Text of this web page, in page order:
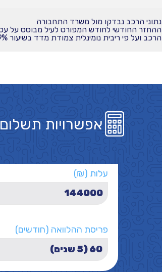
נתוני הרכב נבדקו מול משרד התחבורה
הרכב ועל פי ריבית נומינלית צמודת מדד בשיעור 9.9%
אפשרויות תשלום
עלות (₪)
פריסת ההלוואה (חודשים)